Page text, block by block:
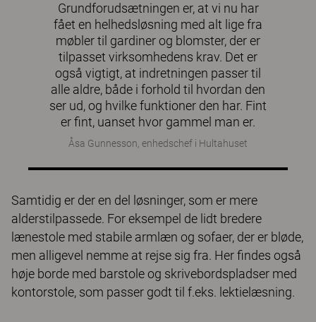
Grundforudsætningen er, at vi nu har
fået en helhedsløsning med alt lige fra
møbler til gardiner og blomster, der er
tilpasset virksomhedens krav. Det er
også vigtigt, at indretningen passer til
alle aldre, både i forhold til hvordan den
ser ud, og hvilke funktioner den har. Fint
er fint, uanset hvor gammel man er.
Åsa Gunnesson, enhedschef i Hultahuset
Samtidig er der en del løsninger, som er mere
alderstilpassede. For eksempel de lidt bredere
lænestole med stabile armlæn og sofaer, der er bløde,
men alligevel nemme at rejse sig fra. Her findes også
høje borde med barstole og skrivebordspladser med
kontorstole, som passer godt til f.eks. lektielæsning.